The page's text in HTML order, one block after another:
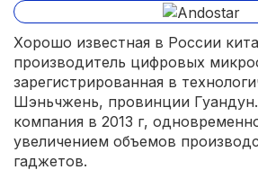
Хорошо известная в России
производитель цифровых
зарегистрированная в
Шэньчжень, провинции
компания в 2013 г,
увеличением объемов
гаджетов.